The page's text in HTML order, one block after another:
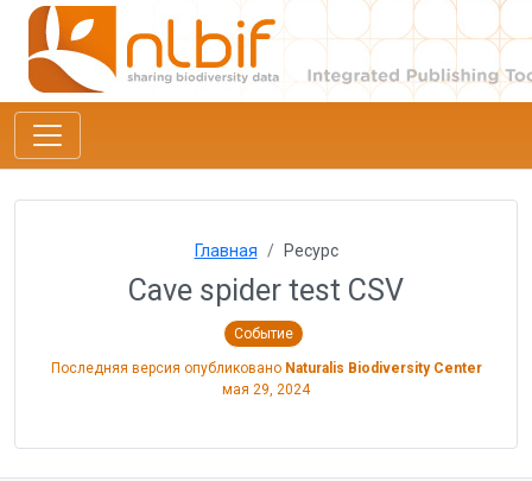
Главная Ресурс
Cave spider test CSV
Событие
Последняя версия опубликовано Naturalis Biodiversity Center
мая 29, 2024